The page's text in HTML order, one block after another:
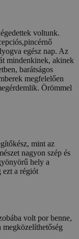
voltunk.
egész nap. Az
mindenkinek, akinek
barátságos
megfelelően
Örömmel
mint az
nagyon szép és
hely a
ezt a régiót
volt por benne,